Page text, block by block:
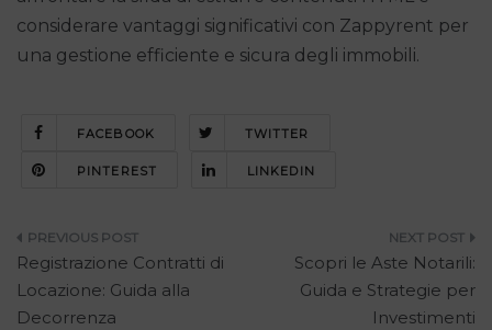
considerare vantaggi significativi con Zappyrent per
una gestione efficiente e sicura degli immobili.
FACEBOOK TWITTER
PINTEREST LINKEDIN
Navigazione
articoli
Registrazione Contratti di
Locazione: Guida alla
Decorrenza
Scopri le Aste Notarili:
Guida e Strategie per
Investimenti